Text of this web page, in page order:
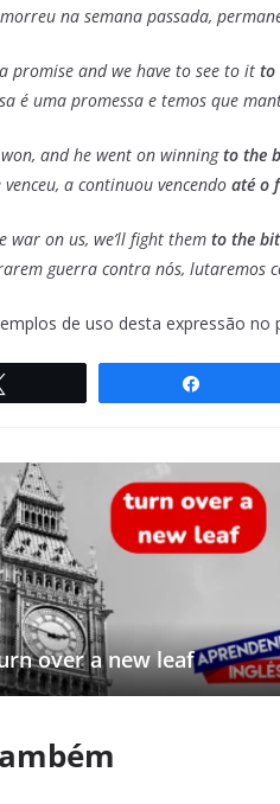
na semana passada,
promise and we have to see to it to
é uma promessa e temos que
and he went on winningto the
a continuou vencendo até o
war on us, we’ll fight them to the
guerra contra nós, lutaremos
de uso desta expressão no
over a new leaf